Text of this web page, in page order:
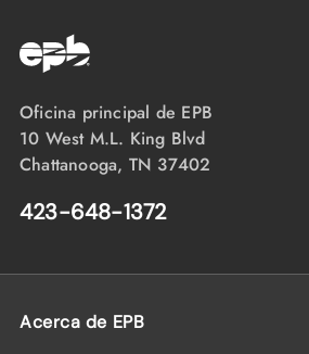
Oficina principal de EPB
10 West M.L. King Blvd
Chattanooga, TN 37402
423-648-1372
Acerca de EPB